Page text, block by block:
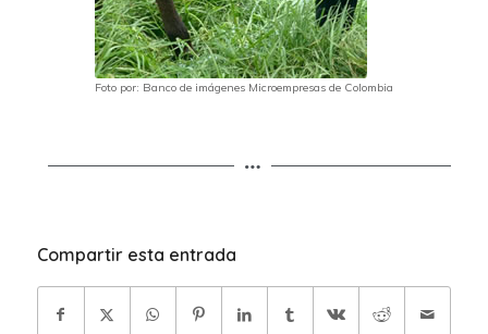
Foto por: Banco de imágenes Microempresas de Colombia
Compartir esta entrada